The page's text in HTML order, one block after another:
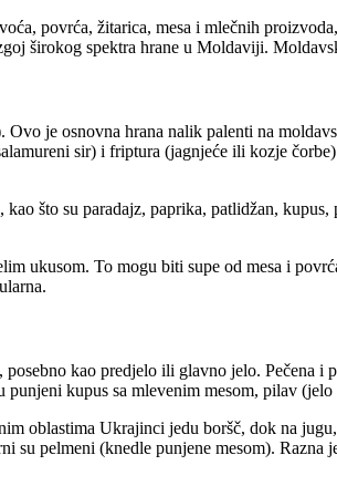
povrća, žitarica, mesa i mlečnih
širokog spektra hrane u Moldaviji.
Ovo je osnovna hrana nalik palenti na
sir) i friptura (jagnjeće ili kozje
što su paradajz, paprika, patlidžan,
ukusom. To mogu biti supe od mesa i
kao predjelo ili glavno jelo. Pečena i
kupus sa mlevenim mesom, pilav
oblastima Ukrajinci jedu boršč, dok na
su pelmeni (knedle punjene mesom).